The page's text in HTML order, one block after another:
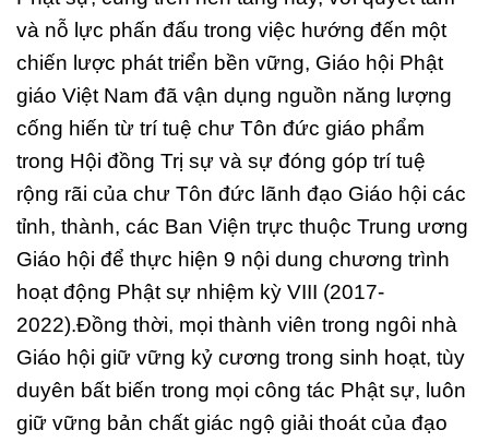
và nỗ lực phấn đấu trong việc hướng đến một
chiến lược phát triển bền vững, Giáo hội Phật
giáo Việt Nam đã vận dụng nguồn năng lượng
cống hiến từ trí tuệ chư Tôn đức giáo phẩm
trong Hội đồng Trị sự và sự đóng góp trí tuệ
rộng rãi của chư Tôn đức lãnh đạo Giáo hội các
tỉnh, thành, các Ban Viện trực thuộc Trung ương
Giáo hội để thực hiện 9 nội dung chương trình
hoạt động Phật sự nhiệm kỳ VIII (2017-
2022).Đồng thời, mọi thành viên trong ngôi nhà
Giáo hội giữ vững kỷ cương trong sinh hoạt, tùy
duyên bất biến trong mọi công tác Phật sự, luôn
giữ vững bản chất giác ngộ giải thoát của đạo